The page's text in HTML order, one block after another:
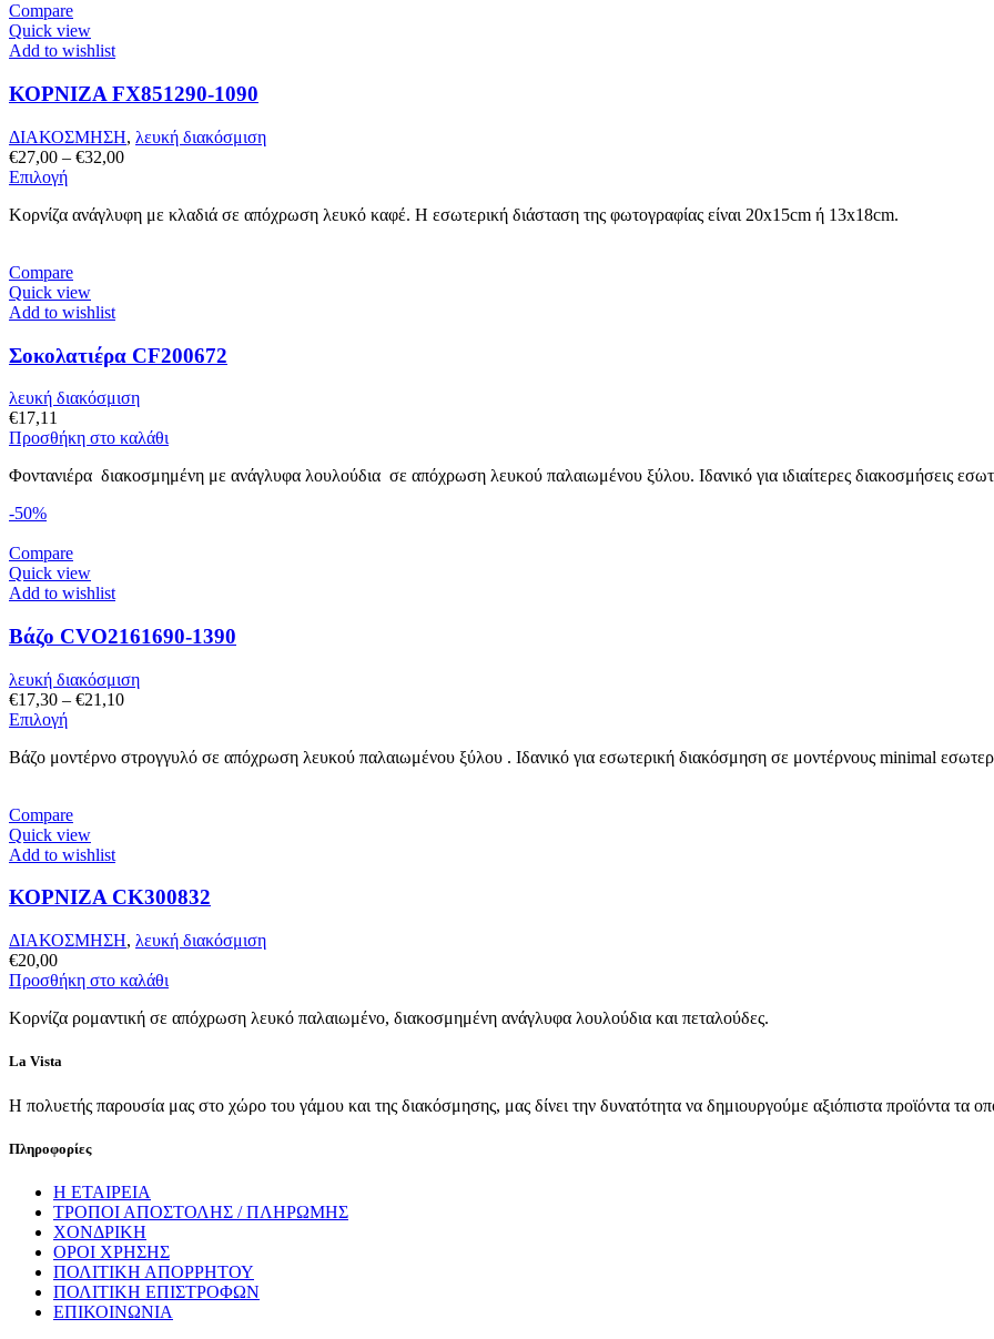
Compare
Quick view
Add to wishlist
ΚΟΡΝΙΖΑ FX851290-1090
ΔΙΑΚΟΣΜΗΣΗ, λευκή διακόσμιση
€27,00 – €32,00Price
through
ΕπιλογήΑυτό
προϊόν
παραλλαγές.
Οι
επιλογές
να
στη
του
Κορνίζα ανάγλυφη με κλαδιά σε απόχρωση λευκό καφέ. Η εσωτερική διάσταση της φωτογραφίας είναι 20x15cm ή 13x18cm.
Compare
Quick view
Add to wishlist
Σοκολατιέρα CF200672
λευκή διακόσμιση
€17,11
Προσθήκη στο καλάθι
Φοντανιέρα διακοσμημένη με ανάγλυφα λουλούδια σε απόχρωση λευκού παλαιωμένου ξύλου. Ιδανικό για ιδιαίτερες διακοσμήσεις
-50%
Compare
Quick view
Add to wishlist
Βάζο CVO2161690-1390
λευκή διακόσμιση
€17,30 – €21,10Price
through
ΕπιλογήΑυτό
προϊόν
παραλλαγές.
Οι
επιλογές
να
στη
του
Βάζο μοντέρνο στρογγυλό σε απόχρωση λευκού παλαιωμένου ξύλου . Ιδανικό για εσωτερική διακόσμηση σε μοντέρνους minimal
Compare
Quick view
Add to wishlist
ΚΟΡΝΙΖΑ CK300832
ΔΙΑΚΟΣΜΗΣΗ, λευκή διακόσμιση
€20,00
Προσθήκη στο καλάθι
Κορνίζα ρομαντική σε απόχρωση λευκό παλαιωμένο, διακοσμημένη ανάγλυφα λουλούδια και πεταλούδες.
La Vista
Η πολυετής παρουσία μας στο χώρο του γάμου και της διακόσμησης, μας δίνει την δυνατότητα να δημιουργούμε αξιόπιστα προϊόντα τα
Πληροφορίες
Η ΕΤΑΙΡΕΙΑ
ΤΡΟΠΟΙ ΑΠΟΣΤΟΛΗΣ / ΠΛΗΡΩΜΗΣ
ΧΟΝΔΡΙΚΗ
ΟΡΟΙ ΧΡΗΣΗΣ
ΠΟΛΙΤΙΚΗ ΑΠΟΡΡΗΤΟΥ
ΠΟΛΙΤΙΚΗ ΕΠΙΣΤΡΟΦΩΝ
ΕΠΙΚΟΙΝΩΝΙΑ